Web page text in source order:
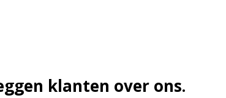
klanten over ons.